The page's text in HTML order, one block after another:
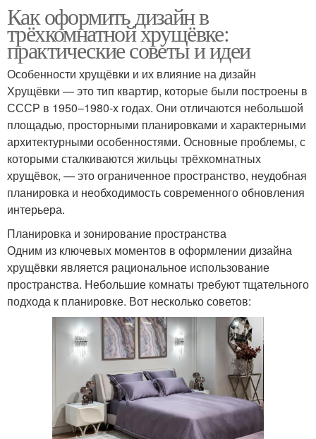
Как оформить дизайн в
трёхкомнатной хрущёвке:
практические советы и идеи
Особенности хрущёвки и их влияние на дизайн
Хрущёвки — это тип квартир, которые были построены в
СССР в 1950–1980-х годах. Они отличаются небольшой
площадью, просторными планировками и характерными
архитектурными особенностями. Основные проблемы, с
которыми сталкиваются жильцы трёхкомнатных
хрущёвок, — это ограниченное пространство, неудобная
планировка и необходимость современного обновления
интерьера.
Планировка и зонирование пространства
Одним из ключевых моментов в оформлении дизайна
хрущёвки является рациональное использование
пространства. Небольшие комнаты требуют тщательного
подхода к планировке. Вот несколько советов: